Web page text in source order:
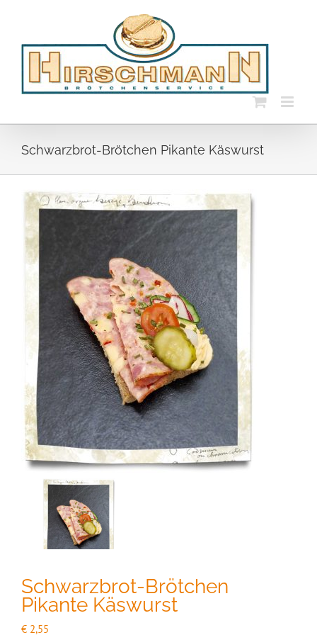
Schwarzbrot-Brötchen Pikante Käswurst
Schwarzbrot-Brötchen
Pikante Käswurst
€ 2,55